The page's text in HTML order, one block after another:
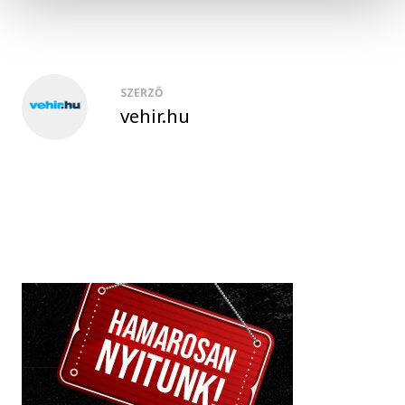
SZERZŐ
vehir.hu